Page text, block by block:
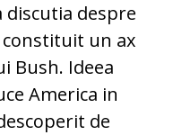
discutia despre
un ax
Bush. Ideea
America in
de